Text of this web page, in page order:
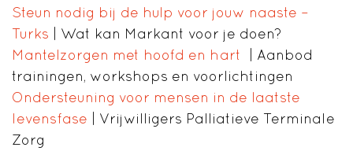
Steun nodig bij de hulp voor jouw naaste –
Turks | Wat kan Markant voor je doen?
Mantelzorgen met hoofd en hart
| Aanbod
trainingen, workshops en voorlichtingen
Ondersteuning voor mensen in de laatste
levensfase | Vrijwilligers Palliatieve Terminale
Zorg